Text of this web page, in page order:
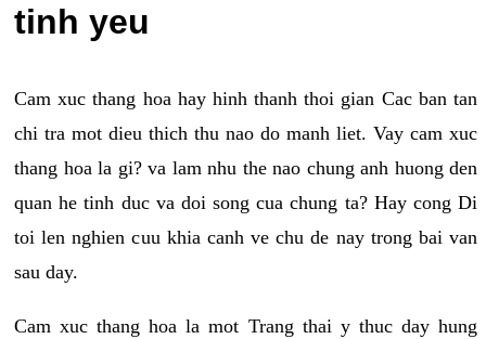
tinh yeu
Cam xuc thang hoa hay hinh thanh thoi gian Cac ban tan
chi tra mot dieu thich thu nao do manh liet. Vay cam xuc
thang hoa la gi? va lam nhu the nao chung anh huong den
quan he tinh duc va doi song cua chung ta? Hay cong Di
toi len nghien cuu khia canh ve chu de nay trong bai van
sau day.
Cam xuc thang hoa la mot Trang thai y thuc day hung